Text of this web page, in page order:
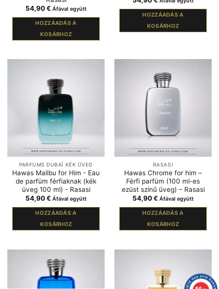
54,90€ Áfával együtt
HOZZÁADÁS A
KOSÁRHOZ
HOZZÁADÁS A
KOSÁRHOZ
PARFUMS DUBAÏ KÉK ÜVEG
Hawas Malibu for Him - Eau
de parfüm férfiaknak (kék
üveg 100 ml) - Rasasi
54,90€ Áfával együtt
HOZZÁADÁS A
KOSÁRHOZ
RASASI
Hawas Chrome for him –
Férfi parfüm (100 ml-es
ezüst színű üveg) – Rasasi
54,90€ Áfával együtt
HOZZÁADÁS A
KOSÁRHOZ